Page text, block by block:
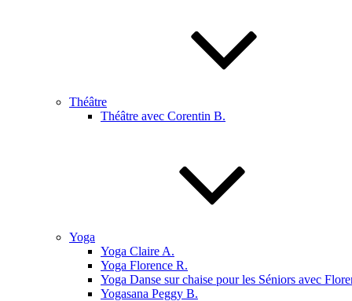
Théâtre
Théâtre avec Corentin B.
Yoga
Yoga Claire A.
Yoga Florence R.
Yoga Danse sur chaise pour les Séniors avec
Yogasana Peggy B.